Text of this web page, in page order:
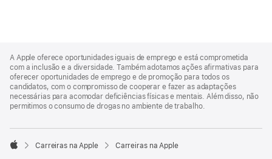
Footer
A Apple oferece oportunidades iguais de emprego e está comprometida
com a inclusão e a diversidade. Também adotamos ações afirmativas para
oferecer oportunidades de emprego e de promoção para todos os
candidatos, com o compromisso de cooperar e fazer as adaptações
necessárias para acomodar deficiências físicas e mentais. Além disso, não
permitimos o consumo de drogas no ambiente de trabalho.

Carreiras na Apple Carreiras na Apple